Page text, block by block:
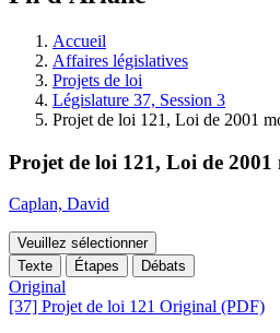
l'Assemblée
législative.
Accueil
Affaires législatives
Projets de loi
Législature 37, Session 3
Projet de loi 121, Loi de 2001
Projet de loi 121, Loi de
Caplan, David
Veuillez sélectionner
Texte
Étapes Débats
Original
[37] Projet de loi 121 Original (PDF)